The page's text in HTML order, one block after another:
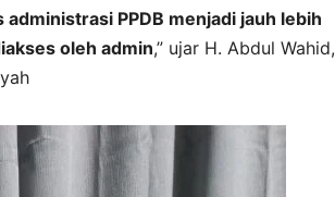
PPDB menjadi jauh lebih
oleh admin,” ujar H. Abdul Wahid,